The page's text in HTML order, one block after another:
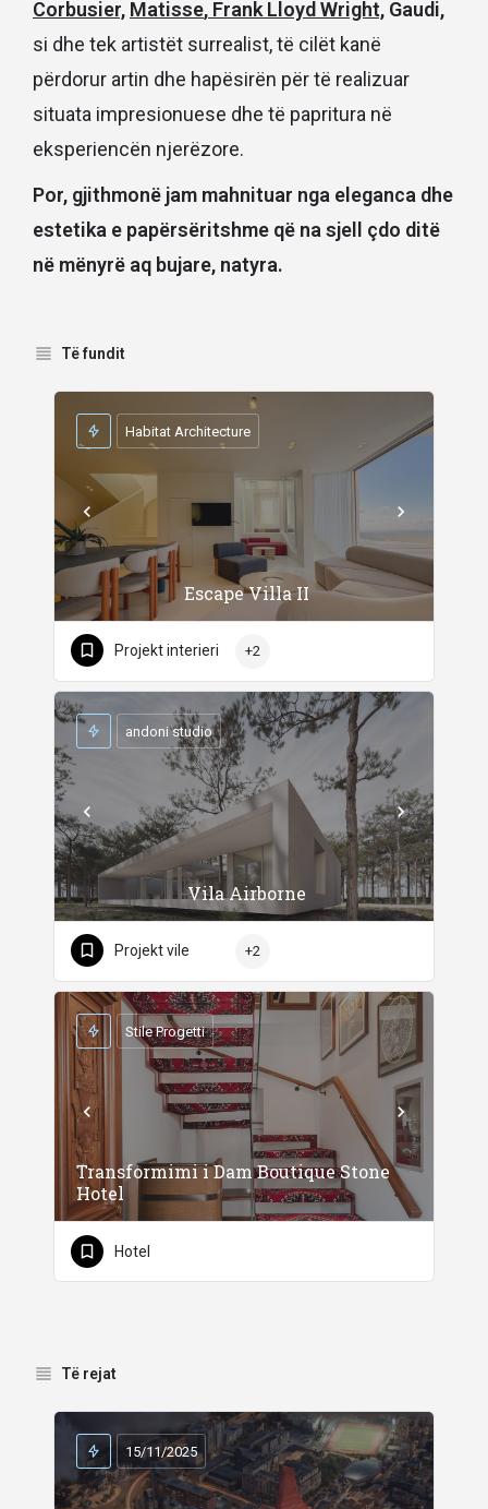
Corbusier, Matisse, Frank Lloyd Wright, Gaudi,
si dhe tek artistët surrealist, të cilët kanë
përdorur artin dhe hapësirën për të realizuar
situata impresionuese dhe të papritura në
eksperiencën njerëzore.
Por, gjithmonë jam mahnituar nga eleganca dhe
estetika e papërsëritshme që na sjell çdo ditë
në mënyrë aq bujare, natyra.
Të fundit
Escape Villa II
Habitat Architecture
Projekt interieri +2
Vila Airborne
andoni studio
Projekt vile +2
Transformimi i Dam Boutique Stone
Hotel
Stile Progetti
Hotel
Të rejat
15/11/2025